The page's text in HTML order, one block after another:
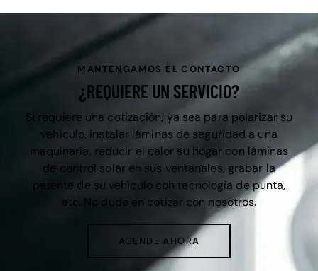
MANTENGAMOS EL CONTACTO
¿REQUIERE UN SERVICIO?
Si requiere una cotización, ya sea para polarizar su
vehículo, instalar láminas de seguridad a una
maquinaría, reducir el calor su hogar con láminas
de control solar en sus ventanales, grabar la
patente de su vehículo con tecnología de punta,
etc. No dude en cotizar con nosotros.
AGENDE AHORA